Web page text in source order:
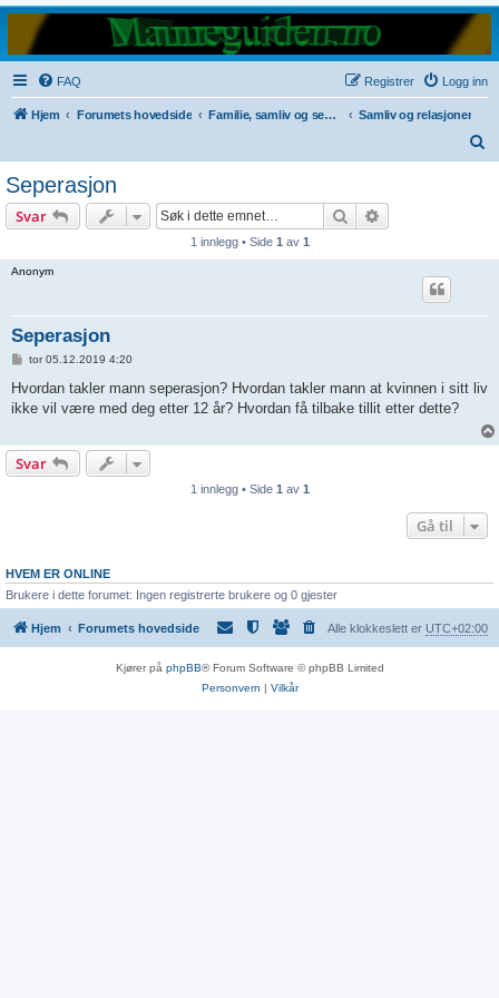
FAQ Logg inn
Registrer
Hjem Forumets hovedside Familie, samliv og seksualitet
Samliv og relasjoner
Seperasjon
Svar Søk
1 innlegg • Side 1 av 1
Anonym
Seperasjon
L
g
i
tor 05.12.2019 4:20
Hvordan takler mann seperasjon? Hvordan takler mann at kvinnen i sitt liv
ikke vil være med deg etter 12 år? Hvordan få tilbake tillit etter dette?
Svar
1 innlegg • Side 1 av 1
Gå til
HVEM ER ONLINE
Brukere i dette forumet: Ingen registrerte brukere og 0 gjester
Hjem Forumets hovedside Alle klokkeslett er UTC+02:00
Kjører på phpBB® Forum Software © phpBB Limited
Personvern | Vilkår